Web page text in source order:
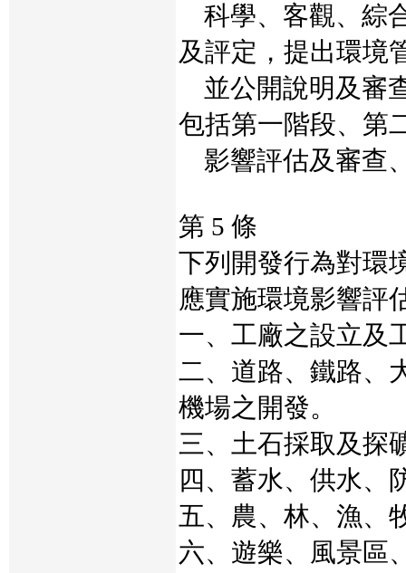
科學、客觀、綜
及評定，提出環境
並公開說明及審
包括第一階段、第
影響評估及審查
第 5 條
下列開發行為對環
應實施環境影響評
一、工廠之設立及
二、道路、鐵路、
機場之開發。
三、土石採取及探
四、蓄水、供水、
五、農、林、漁、
六、遊樂、風景區